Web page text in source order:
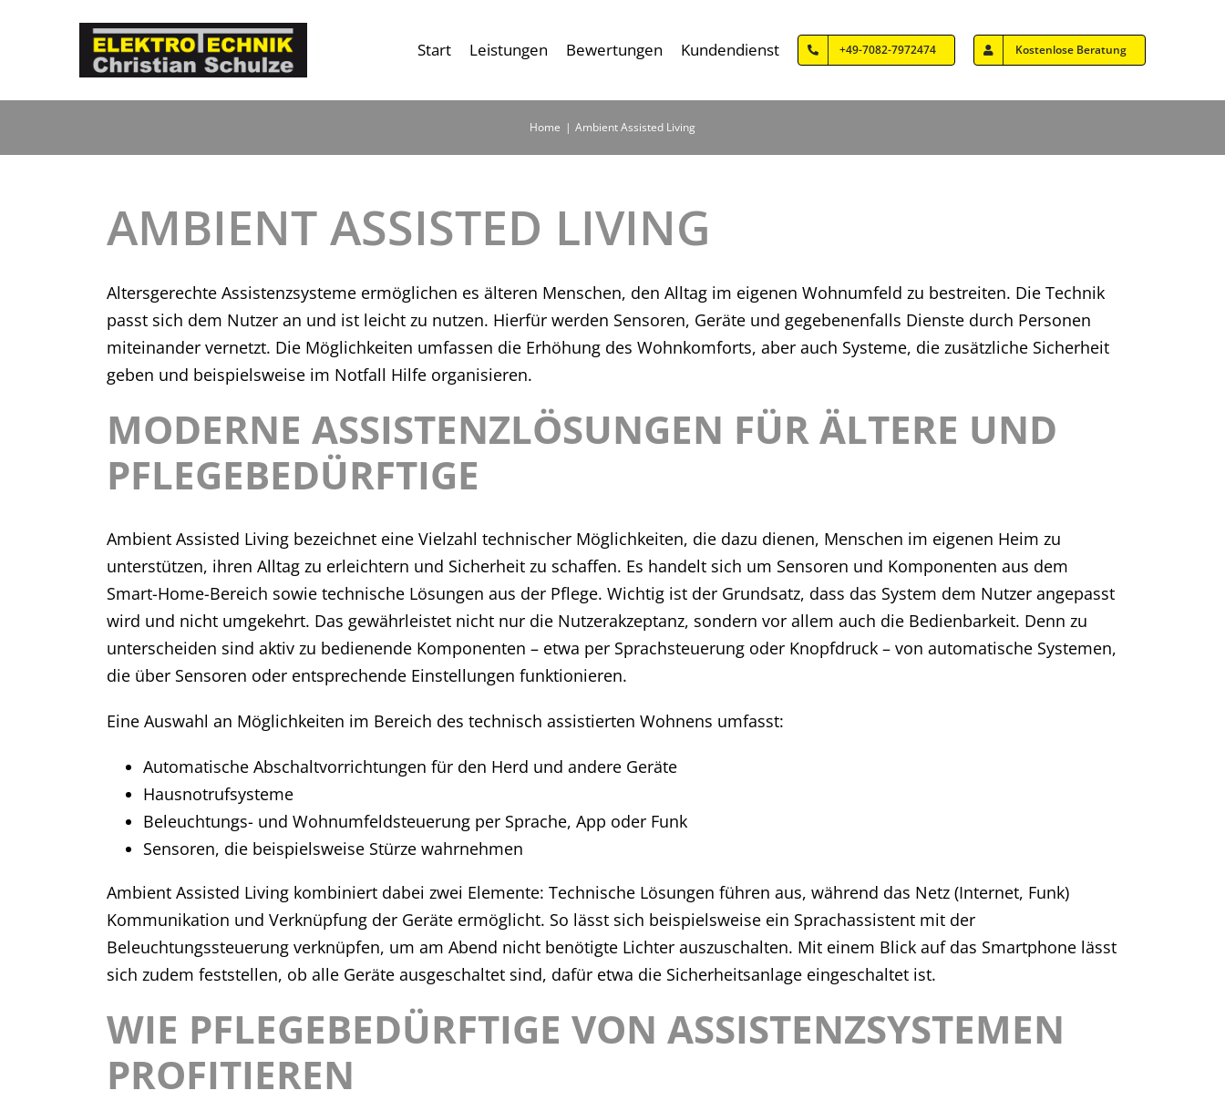
Start Leistungen Bewertungen Kundendienst +49-7082-7972474 Kostenlose Beratung
Home Ambient Assisted Living
AMBIENT ASSISTED LIVING
Altersgerechte Assistenzsysteme ermöglichen es älteren Menschen, den Alltag im eigenen Wohnumfeld zu bestreiten. Die Technik
passt sich dem Nutzer an und ist leicht zu nutzen. Hierfür werden Sensoren, Geräte und gegebenenfalls Dienste durch Personen
miteinander vernetzt. Die Möglichkeiten umfassen die Erhöhung des Wohnkomforts, aber auch Systeme, die zusätzliche Sicherheit
geben und beispielsweise im Notfall Hilfe organisieren.
MODERNE ASSISTENZLÖSUNGEN FÜR ÄLTERE UND
PFLEGEBEDÜRFTIGE
Ambient Assisted Living bezeichnet eine Vielzahl technischer Möglichkeiten, die dazu dienen, Menschen im eigenen Heim zu
unterstützen, ihren Alltag zu erleichtern und Sicherheit zu schaffen. Es handelt sich um Sensoren und Komponenten aus dem
Smart-Home-Bereich sowie technische Lösungen aus der Pflege. Wichtig ist der Grundsatz, dass das System dem Nutzer angepasst
wird und nicht umgekehrt. Das gewährleistet nicht nur die Nutzerakzeptanz, sondern vor allem auch die Bedienbarkeit. Denn zu
unterscheiden sind aktiv zu bedienende Komponenten – etwa per Sprachsteuerung oder Knopfdruck – von automatische Systemen,
die über Sensoren oder entsprechende Einstellungen funktionieren.
Eine Auswahl an Möglichkeiten im Bereich des technisch assistierten Wohnens umfasst:
Automatische Abschaltvorrichtungen für den Herd und andere Geräte
Hausnotrufsysteme
Beleuchtungs- und Wohnumfeldsteuerung per Sprache, App oder Funk
Sensoren, die beispielsweise Stürze wahrnehmen
Ambient Assisted Living kombiniert dabei zwei Elemente: Technische Lösungen führen aus, während das Netz (Internet, Funk)
Kommunikation und Verknüpfung der Geräte ermöglicht. So lässt sich beispielsweise ein Sprachassistent mit der
Beleuchtungssteuerung verknüpfen, um am Abend nicht benötigte Lichter auszuschalten. Mit einem Blick auf das Smartphone lässt
sich zudem feststellen, ob alle Geräte ausgeschaltet sind, dafür etwa die Sicherheitsanlage eingeschaltet ist.
WIE PFLEGEBEDÜRFTIGE VON ASSISTENZSYSTEMEN
PROFITIEREN